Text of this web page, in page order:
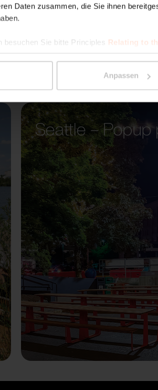
Daten zusammen, die Sie ihnen
besuchen Sie bitte Principles Relating to
Anpassen
Seattle – Popup